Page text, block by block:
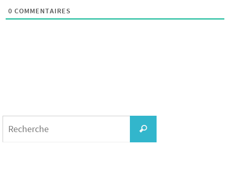
0 COMMENTAIRES
Recherche